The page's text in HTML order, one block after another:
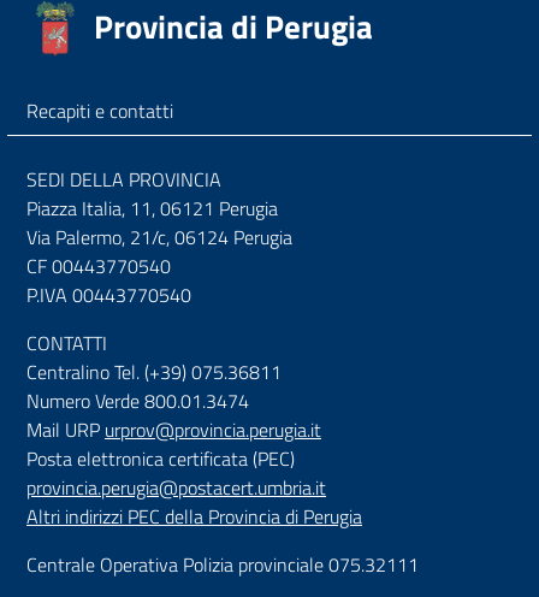
Provincia di Perugia
Recapiti e contatti
SEDI DELLA PROVINCIA
Piazza Italia, 11, 06121 Perugia
Via Palermo, 21/c, 06124 Perugia
CF 00443770540
P.IVA 00443770540
CONTATTI
Centralino Tel. (+39) 075.36811
Numero Verde 800.01.3474
Mail URP urprov@provincia.perugia.it
Posta elettronica certificata (PEC)
provincia.perugia@postacert.umbria.it
Altri indirizzi PEC della Provincia di Perugia
Centrale Operativa Polizia provinciale 075.32111